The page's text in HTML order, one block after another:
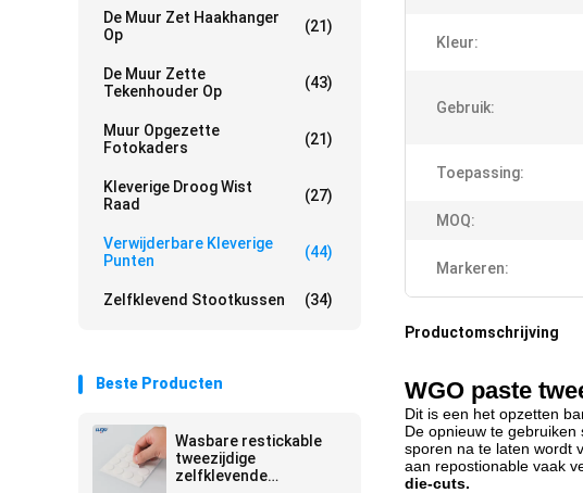
De Muur Zet Haakhanger
Op
(21)
De Muur Zette
Tekenhouder Op
(43)
Muur Opgezette
Fotokaders
(21)
Kleverige Droog Wist
Raad
(27)
Verwijderbare Kleverige
Punten
(44)
Zelfklevend Stootkussen (34)
Beste Producten
Wasbare restickable
tweezijdige
zelfklevende
Kleur:
Gebruik:
Toepassing:
MOQ:
Markeren:
Productomschrijving
WGO paste
Dit is een het opzetten
De opnieuw te
sporen na te laten wordt
aan repostionable vaak
die-cuts.